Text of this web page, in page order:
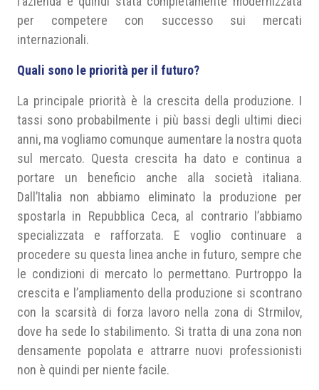
per competere con successo sui mercati
internazionali.
Quali sono le priorità per il futuro?
La principale priorità è la crescita della produzione. I
tassi sono probabilmente i più bassi degli ultimi dieci
anni, ma vogliamo comunque aumentare la nostra quota
sul mercato. Questa crescita ha dato e continua a
portare un beneficio anche alla società italiana.
Dall’Italia non abbiamo eliminato la produzione per
spostarla in Repubblica Ceca, al contrario l’abbiamo
specializzata e rafforzata. E voglio continuare a
procedere su questa linea anche in futuro, sempre che
le condizioni di mercato lo permettano. Purtroppo la
crescita e l’ampliamento della produzione si scontrano
con la scarsità di forza lavoro nella zona di Strmilov,
dove ha sede lo stabilimento. Si tratta di una zona non
densamente popolata e attrarre nuovi professionisti
non è quindi per niente facile.